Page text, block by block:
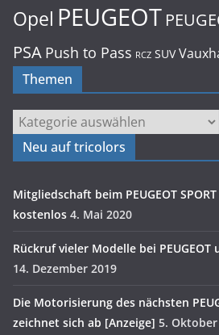
Opel PEUGEOT
PSA Push to Pass RCZ SUV
Themen
Themen
Neu auf tricolors
Mitgliedschaft beim PEUGEOT SPORT
kostenlos 4. Mai 2020
Rückruf vieler Modelle bei PEUGEOT
14. Dezember 2019
Die Motorisierung des nächsten
zeichnet sich ab [Anzeige] 5. Oktober